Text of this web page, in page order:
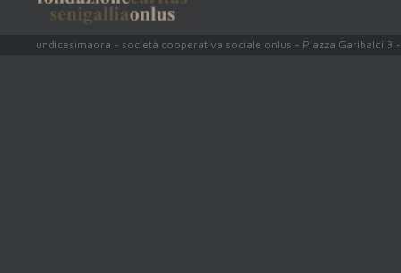
Privacy-Cookie Policy
undicesimaora - società cooperativa sociale onlus - Piazza Garibaldi